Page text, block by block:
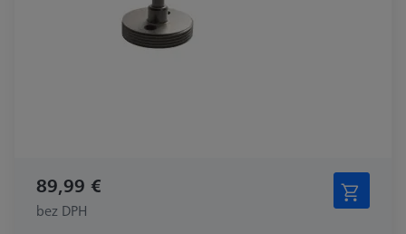
89,99 €
bez DPH